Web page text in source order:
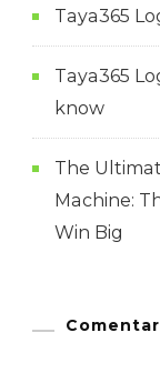
Taya365
Taya365
know
The
Machine:
Win Big